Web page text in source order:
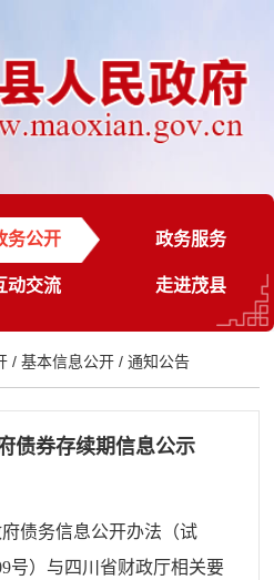
务公开 政务服务
动交流 走进茂县
/基本信息公开 /通知公告
债券存续期信息公示
债务信息公开办法（试
号）与四川省财政厅相关要